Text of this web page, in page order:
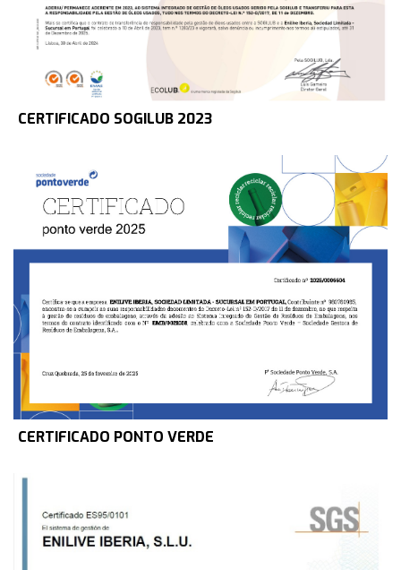
CERTIFICADO SOGILUB 2023
CERTIFICADO PONTO VERDE